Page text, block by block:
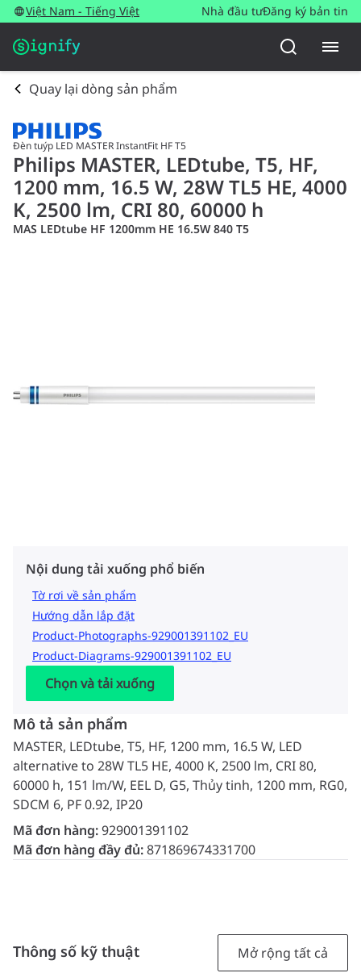
Việt Nam - Tiếng Việt Nhà đầu tưĐăng ký bản tin
Quay lại dòng sản phẩm
Đèn tuýp LED MASTER InstantFit HF T5
Philips MASTER, LEDtube, T5, HF,
1200 mm, 16.5 W, 28W TL5 HE, 4000
K, 2500 lm, CRI 80, 60000 h
MAS LEDtube HF 1200mm HE 16.5W 840 T5
Nội dung tải xuống phổ biến
Tờ rơi về sản phẩm
Hướng dẫn lắp đặt
Product-Photographs-929001391102_EU
Product-Diagrams-929001391102_EU
Chọn và tải xuống
Mô tả sản phẩm
MASTER, LEDtube, T5, HF, 1200 mm, 16.5 W, LED
alternative to 28W TL5 HE, 4000 K, 2500 lm, CRI 80,
60000 h, 151 lm/W, EEL D, G5, Thủy tinh, 1200 mm, RG0,
SDCM 6, PF 0.92, IP20
Mã đơn hàng:929001391102
Mã đơn hàng đầy đủ:871869674331700
Thông số kỹ thuật Mở rộng tất cả